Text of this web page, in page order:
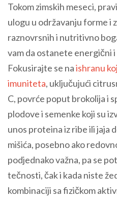
Tokom zimskih meseci,
ulogu u održavanju forme i
raznovrsnih i nutritivno
vam da ostanete energični
Fokusirajte se naishranu
imuniteta, uključujući
C, povrće poput brokolija i
plodove i semenke koji su
unos proteina iz ribe ili jaja
mišića, posebno ako
podjednako važna, pa se
tečnosti, čak i kada niste
kombinaciji sa fizičkom